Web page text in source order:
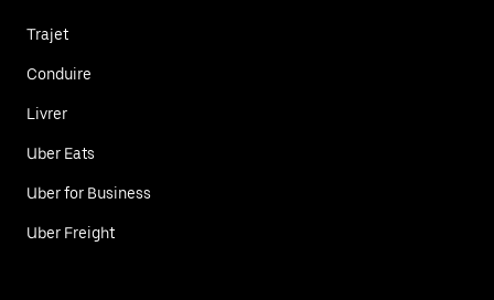
Trajet
Conduire
Livrer
Uber Eats
Uber for Business
Uber Freight